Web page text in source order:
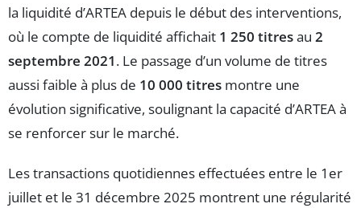
la liquidité d’ARTEA depuis le début des interventions,
où le compte de liquidité affichait 1 250 titresau 2
septembre 2021. Le passage d’un volume de titres
aussi faible à plus de 10 000 titres montre une
évolution significative, soulignant la capacité d’ARTEA à
se renforcer sur le marché.
Les transactions quotidiennes effectuées entre le 1er
juillet et le 31 décembre 2025 montrent une régularité